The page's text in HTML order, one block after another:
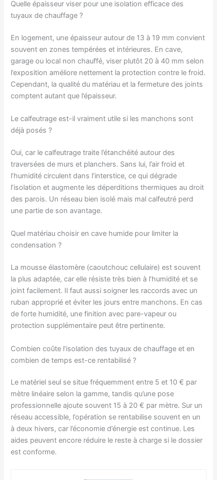
Quelle épaisseur viser pour une isolation efficace des
tuyaux de chauffage ?
En logement, une épaisseur autour de 13 à 19 mm convient
souvent en zones tempérées et intérieures. En cave,
garage ou local non chauffé, viser plutôt 20 à 40 mm selon
l’exposition améliore nettement la protection contre le froid.
Cependant, la qualité du matériau et la fermeture des joints
comptent autant que l’épaisseur.
Le calfeutrage est-il vraiment utile si les manchons sont
déjà posés ?
Oui, car le calfeutrage traite l’étanchéité autour des
traversées de murs et planchers. Sans lui, l’air froid et
l’humidité circulent dans l’interstice, ce qui dégrade
l’isolation et augmente les déperditions thermiques au droit
des parois. Un réseau bien isolé mais mal calfeutré perd
une partie de son avantage.
Quel matériau choisir en cave humide pour limiter la
condensation ?
La mousse élastomère (caoutchouc cellulaire) est souvent
la plus adaptée, car elle résiste très bien à l’humidité et se
joint facilement. Il faut aussi soigner les raccords avec un
ruban approprié et éviter les jours entre manchons. En cas
de forte humidité, une finition avec pare-vapeur ou
protection supplémentaire peut être pertinente.
Combien coûte l’isolation des tuyaux de chauffage et en
combien de temps est-ce rentabilisé ?
Le matériel seul se situe fréquemment entre 5 et 10 € par
mètre linéaire selon la gamme, tandis qu’une pose
professionnelle ajoute souvent 15 à 20 € par mètre. Sur un
réseau accessible, l’opération se rentabilise souvent en un
à deux hivers, car l’économie d’énergie est continue. Les
aides peuvent encore réduire le reste à charge si le dossier
est conforme.